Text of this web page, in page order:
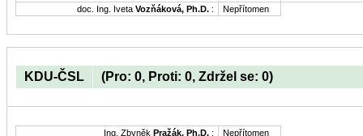
doc. Ing. Iveta Vozňáková, Ph.D. : Nepřítomen
KDU-ČSL (Pro: 0, Proti: 0, Zdržel se: 0)
Ing. Zbyněk Pražák, Ph.D. : Nepřítomen